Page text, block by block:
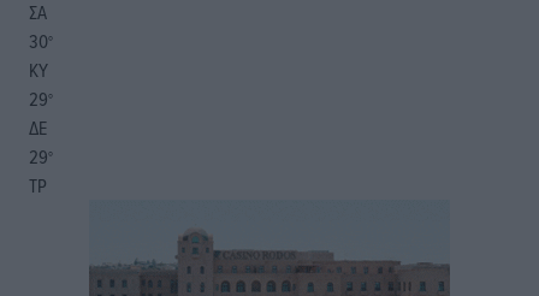
ΣΑ
30°
ΚΥ
29°
ΔΕ
29°
ΤΡ